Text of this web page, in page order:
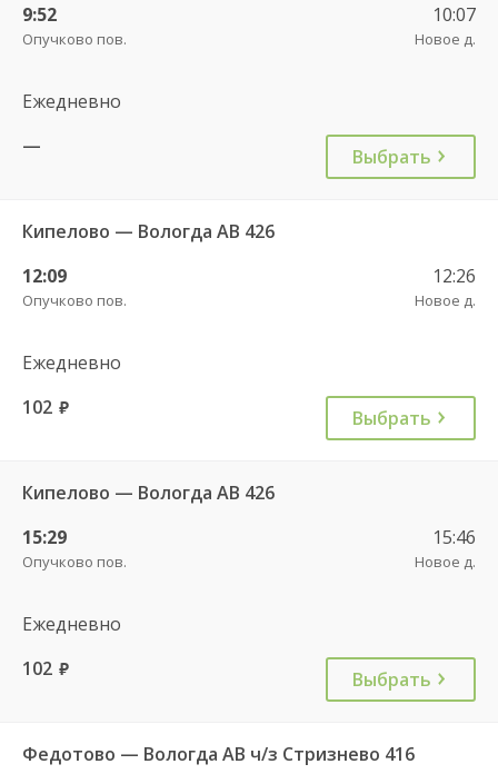
9:52
Опучково пов.
10:07
Новое д.
Ежедневно
—
Выбрать
Кипелово — Вологда АВ 426
12:09
Опучково пов.
12:26
Новое д.
Ежедневно
102 руб. Выбрать
Кипелово — Вологда АВ 426
15:29
Опучково пов.
15:46
Новое д.
Ежедневно
102 руб. Выбрать
Федотово — Вологда АВ ч/з Стризнево 416